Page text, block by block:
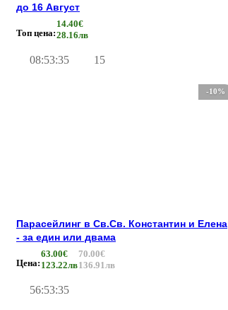
до 16 Август
Топ цена:
14.40€
28.16лв
08:53:35 15
-10%
Парасейлинг в Св.Св. Константин и Елена
- за един или двама
Цена:
63.00€
123.22лв
70.00€
136.91лв
56:53:35